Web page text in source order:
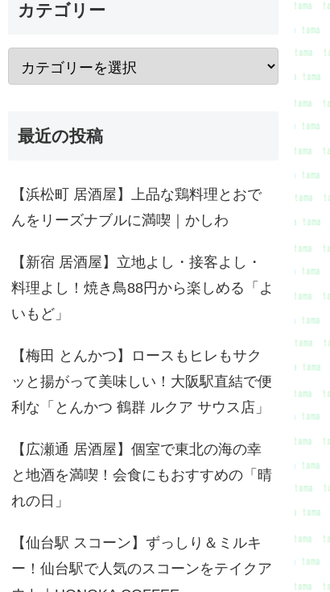
カテゴリー
最近の投稿
【浜松町 居酒屋】上品な鶏料理とおで
んをリーズナブルに満喫｜かしわ
【新宿 居酒屋】立地よし・接客よし・
料理よし！焼き鳥88円から楽しめる「よ
いもど」
【梅田 とんかつ】ロースもヒレもサク
ッと揚がって美味しい！大阪駅直結で便
利な「とんかつ 鶴群 ルクア サウス店」
【広瀬通 居酒屋】個室で東北の海の幸
と地酒を満喫！会食にもおすすめの「晴
れの日」
【仙台駅 スコーン】ずっしり＆ミルキ
ー！仙台駅で人気のスコーンをテイクア